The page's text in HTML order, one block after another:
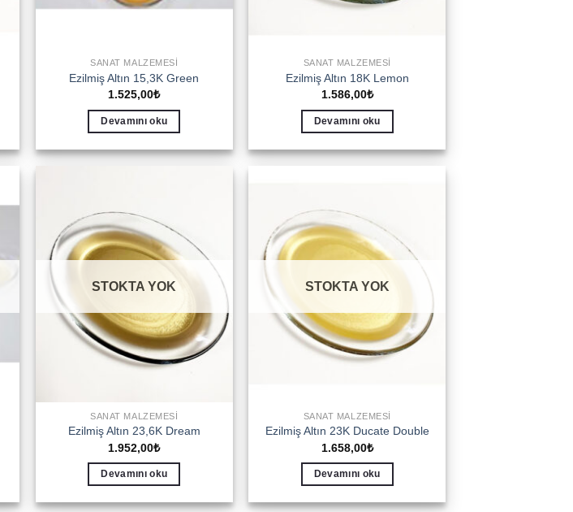
SANAT MALZEMESI
Ezilmiş Altın 15,3K Green
1.525,00₺
Devamını oku
SANAT MALZEMESI
Ezilmiş Altın 18K Lemon
1.586,00₺
Devamını oku
STOKTA YOK
SANAT MALZEMESI
Ezilmiş Altın 23,6K Dream
1.952,00₺
Devamını oku
STOKTA YOK
SANAT MALZEMESI
Ezilmiş Altın 23K Ducate Double
1.658,00₺
Devamını oku